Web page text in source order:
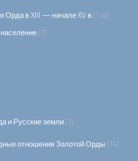
Орда в XIII — начале XV в (110)
население (7)
и Русские земли (7)
отношения Золотой Орды (14)